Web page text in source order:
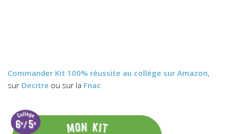
Commander Kit 100% réussite au collège sur Amazon,
sur Decitre ou sur la Fnac